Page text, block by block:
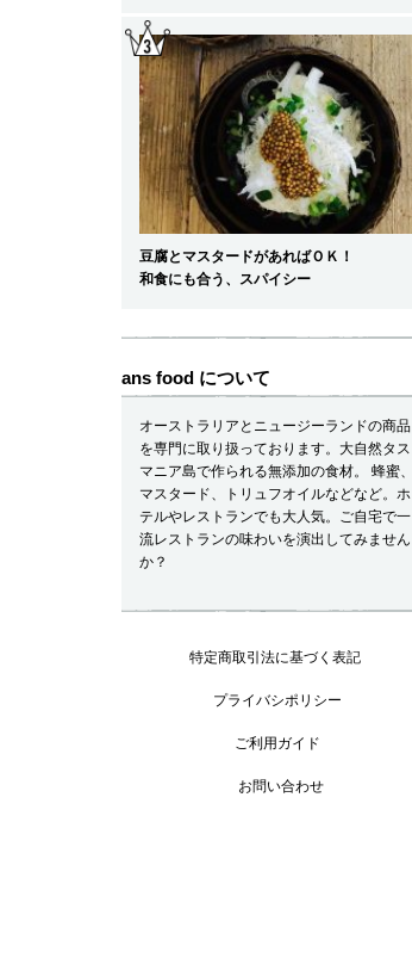
豆腐とマスタードがあればＯＫ！
和食にも合う、スパイシー
ans food について
オーストラリアとニュージーランドの商品
を専門に取り扱っております。大自然タス
マニア島で作られる無添加の食材。 蜂蜜、
マスタード、トリュフオイルなどなど。ホ
テルやレストランでも大人気。ご自宅で一
流レストランの味わいを演出してみません
か？
特定商取引法に基づく表記
プライバシポリシー
ご利用ガイド
お問い合わせ